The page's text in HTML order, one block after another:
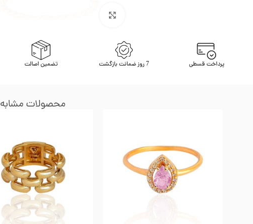
پرداخت قسطی 7 روز ضمانت بازگشت تضمین اصالت
محصولات مشابه